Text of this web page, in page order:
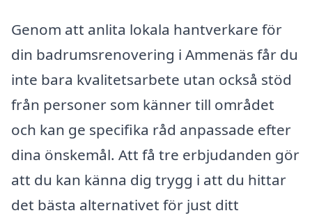
Genom att anlita lokala hantverkare för
din badrumsrenovering i Ammenäs får du
inte bara kvalitetsarbete utan också stöd
från personer som känner till området
och kan ge specifika råd anpassade efter
dina önskemål. Att få tre erbjudanden gör
att du kan känna dig trygg i att du hittar
det bästa alternativet för just ditt